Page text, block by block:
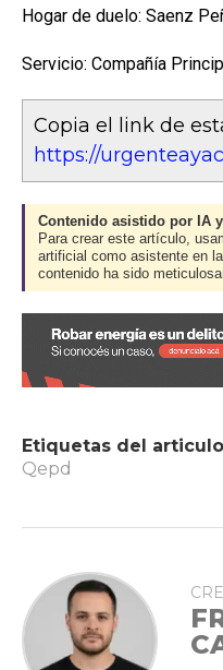
Hogar de duelo: Saenz
Servicio: Compañía
Copia el link de
https://
Contenido asistido por IA
Para crear este artículo,
artificial como asistente en
contenido ha sido
Etiquetas del articulo
Qepd